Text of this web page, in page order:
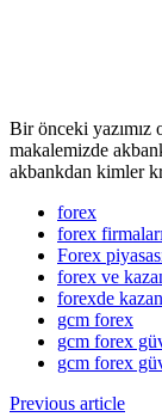
Bir önceki yazımız
makalemizde
akbankdan kimler
forex
forex
Forex
forex ve
forexde
gcm forex
gcm forex
gcm forex
Previous article